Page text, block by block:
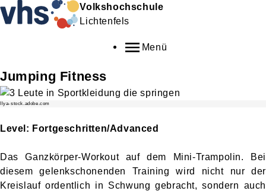
Volkshochschule
Lichtenfels
Menü
Jumping Fitness
Ilya-stock.adobe.com
Level: Fortgeschritten/Advanced
Das Ganzkörper-Workout auf dem Mini-Trampolin. Bei
diesem gelenkschonenden Training wird nicht nur der
Kreislauf ordentlich in Schwung gebracht, sondern auch